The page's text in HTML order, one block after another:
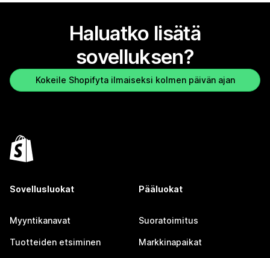
Haluatko lisätä
sovelluksen?
Kokeile Shopifyta ilmaiseksi kolmen päivän ajan
Sovellusluokat
Myyntikanavat
Tuotteiden etsiminen
Pääluokat
Suoratoimitus
Markkinapaikat